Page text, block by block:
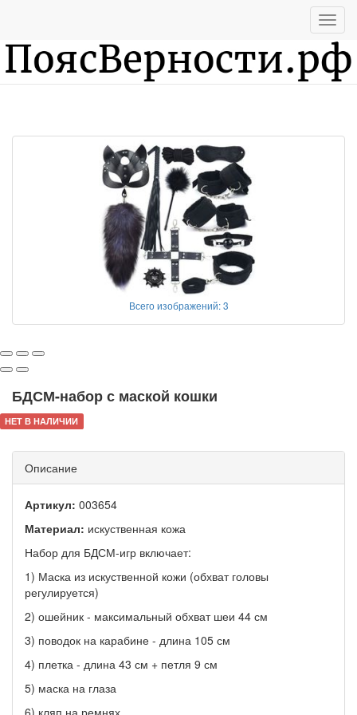
Информация
Всего изображений: 3
БДСМ-набор с маской кошки
НЕТ В НАЛИЧИИ
Описание
Артикул: 003654
Материал: искуственная кожа
Набор для БДСМ-игр включает:
1) Маска из искуственной кожи (обхват головы
регулируется)
2) ошейник - максимальный обхват шеи 44 см
3) поводок на карабине - длина 105 см
4) плетка - длина 43 см + петля 9 см
5) маска на глаза